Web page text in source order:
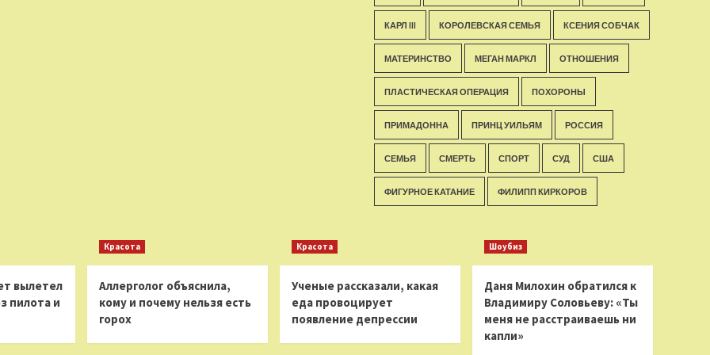
КАРЛ III КОРОЛЕВСКАЯ СЕМЬЯ КСЕНИЯ СОБЧАК
МАТЕРИНСТВО МЕГАН МАРКЛ ОТНОШЕНИЯ
ПЛАСТИЧЕСКАЯ ОПЕРАЦИЯ ПОХОРОНЫ
ПРИМАДОННА ПРИНЦ УИЛЬЯМ РОССИЯ
СЕМЬЯ СМЕРТЬ СПОРТ СУД США
ФИГУРНОЕ КАТАНИЕ ФИЛИПП КИРКОРОВ
вылетел
пилота и
Красота
Аллерголог объяснила,
кому и почему нельзя есть
горох
Красота
Ученые рассказали, какая
еда провоцирует
появление депрессии
Шоубиз
Даня Милохин обратился к
Владимиру Соловьеву: «Ты
меня не расстраиваешь ни
капли»